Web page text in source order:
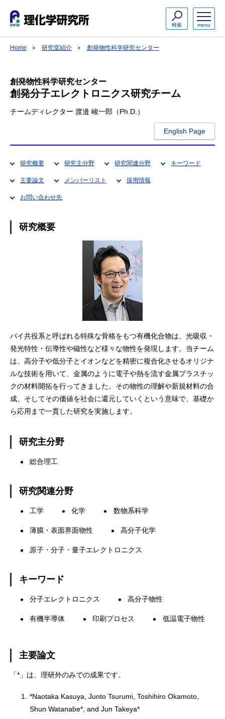
menu
検索
Home 研究室紹介 創発物性科学研究センター
創発物性科学研究センター
創発分子エレクトロニクス研究チーム
チームディレクター 渡邉 峻一郎（Ph.D.）
English Page
研究概要 研究主分野 研究関連分野 キーワード
主要論文 メンバーリスト 採用情報
お問い合わせ先
研究概要
パイ共役系と呼ばれる特殊な骨格をもつ有機化合物は、光吸収・
発光特性・伝導性や磁性など様々な物性を発現します。当チーム
は、高分子や低分子とイオンなどを精密に複合化させるオリジナ
ルな技術を用いて、金属のように電子や熱を流す金属プラスチッ
クの材料開拓を行ってきました。その物性の理解や新規材料の合
成、そしてその価値を社会に還元していくという意味で、基礎か
ら応用まで一貫した研究を実施します。
研究主分野
総合理工
研究関連分野
工学 化学 数物系科学
薄膜・表面界面物性 高分子化学
原子・分子・量子エレクトロニクス
キーワード
分子エレクトロニクス 高分子物性
有機半導体 印刷プロセス 低温電子物性
主要論文
「*」は、理研外のみでの成果です。
1.
*Naotaka Kasuya, Junto Tsurumi, Toshihiro Okamoto,
Shun Watanabe*, and Jun Takeya*